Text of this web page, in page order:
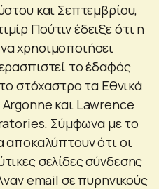
και Σεπτεμβρίου,
Πούτιν έδειξε ότι η
χρησιμοποιήσει
το έδαφός
στόχαστρο τα Εθνικά
και Lawrence
Σύμφωνα με το
αποκαλύπτουν ότι οι
σελίδες σύνδεσης
email σε πυρηνικούς